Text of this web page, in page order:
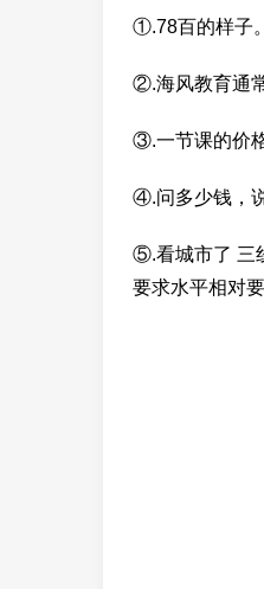
①.78百的样子。
②.海风教育通
③.一节课的价
④.问多少钱，
⑤.看城市了 三
要求水平相对